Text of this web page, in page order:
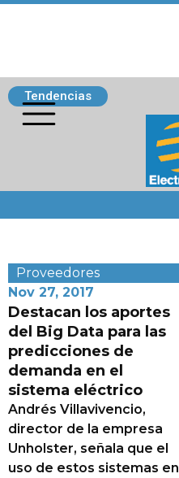
Tendencias
Proveedores
Nov 27, 2017
Destacan los aportes
del Big Data para las
predicciones de
demanda en el
sistema eléctrico
Andrés Villavivencio,
director de la empresa
Unholster, señala que el
uso de estos sistemas en